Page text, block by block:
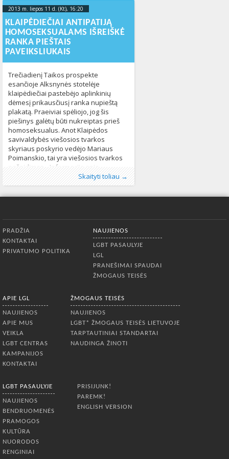
jūsų lūpų, kokia yra dabartinėLGBT
asmenų situacija Klaipėdoje. Taip pat
trumpai
2013 m. liepos 11 d. (Kt), 16:20
11T16:21:42+00:00
KLAIPĖDIEČIAI ANTIPATIJĄ
HOMOSEKSUALAMS IŠREIŠKĖ
RANKA PIEŠTAIS
PAVEIKSLIUKAIS
Trečiadienį Taikos prospekte
esančioje Alksnynės stotelėje
klaipėdiečiai pastebėjo aplinkinių
dėmesį prikausčiusį ranka nupieštą
plakatą. Praeiviai spėliojo, jog šis
piešinys galėtų būti nukreiptas prieš
homoseksualus. Anot Klaipėdos
savivaldybės viešosios tvarkos
skyriaus poskyrio vedėjo Mariaus
Poimanskio, tai yra viešosios tvarkos
pažeidimas. „Informaciją apie
pažeidimą perduota savivaldybės
miesto tvarkymo skyriaus vedėjai I.
Šakalienei, ji perduos informaciją
Skaityti toliau →
Publikavo:Aliona, LGL
Kategorijos:Lietuvoje,Naujienos253
Žymos:Klaipėda,LGBT,lgbt teises,
plakatas438
PRADŽIA
KONTAKTAI
PRIVATUMO POLITIKA
NAUJIENOS
LGBT PASAULYJE
LGL
PRANEŠIMAI SPAUDAI
ŽMOGAUS TEISĖS
APIE LGL
NAUJIENOS
APIE MUS
VEIKLA
LGBT CENTRAS
KAMPANIJOS
KONTAKTAI
ŽMOGAUS TEISĖS
NAUJIENOS
LGBT* ŽMOGAUS TEISĖS LIETUVOJE
TARPTAUTINIAI STANDARTAI
NAUDINGA ŽINOTI
LGBT PASAULYJE
NAUJIENOS
BENDRUOMENĖS
PRAMOGOS
KULTŪRA
NUORODOS
RENGINIAI
PRISIJUNK!
PAREMK!
ENGLISH VERSION